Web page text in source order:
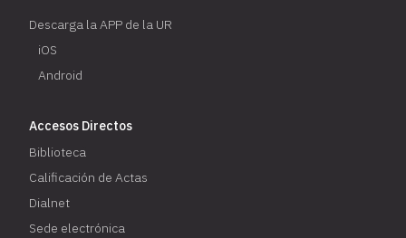
Descarga la APP de la UR
iOS
Android
Accesos Directos
Biblioteca
Calificación de Actas
Dialnet
Sede electrónica